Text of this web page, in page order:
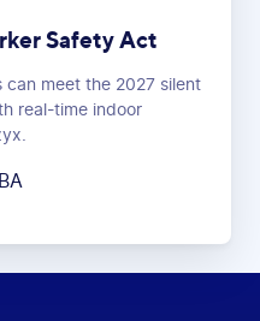
Safety Act
can meet the 2027 silent
real-time indoor